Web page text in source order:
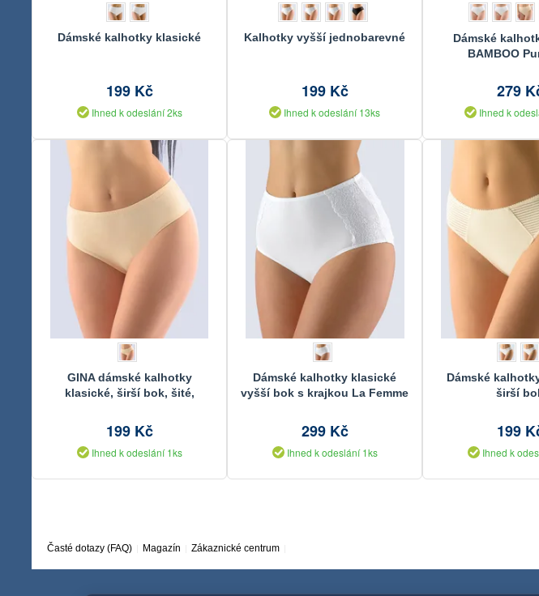
Dámské kalhotky klasické
199 Kč
Ihned k odeslání 2ks
Kalhotky vyšší jednobarevné
199 Kč
Ihned k odeslání 13ks
Dámské
BAMBOO
279
Ihned k
GINA dámské kalhotky
klasické, širší bok, šité,
199 Kč
Ihned k odeslání 1ks
Dámské kalhotky klasické
vyšší bok s krajkou La Femme
299 Kč
Ihned k odeslání 1ks
Dámské
širší
199
Ihned k
Časté dotazy (FAQ) Magazín Zákaznické centrum